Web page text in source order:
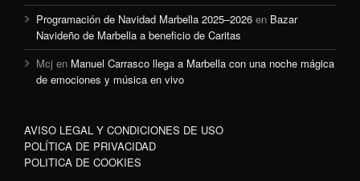
Programación de Navidad Marbella 2025–2026 en Bazar
Navideño de Marbella a beneficio de Caritas
Mcj en Manuel Carrasco llega a Marbella con una noche mágica
de emociones y música en vivo
AVISO LEGAL Y CONDICIONES DE USO
POLÍTICA DE PRIVACIDAD
POLITICA DE COOKIES